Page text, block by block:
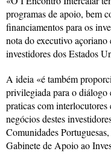
programas de apoio, bem
financiamentos para os
nota do executivo
investidores dos Estados
A ideia «é também
privilegiada para o diálogo
praticas com interlocutores
negócios destes
Comunidades
Gabinete de Apoio ao